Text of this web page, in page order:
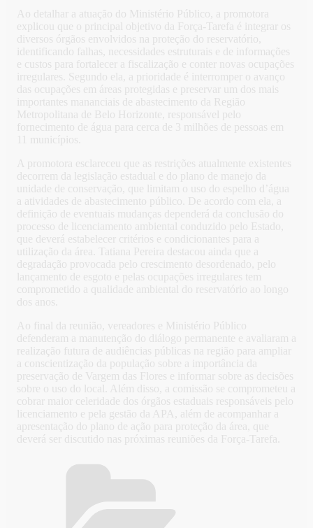
Ao detalhar a atuação do Ministério Público, a promotora
explicou que o principal objetivo da Força-Tarefa é integrar os
diversos órgãos envolvidos na proteção do reservatório,
identificando falhas, necessidades estruturais e de informações
e custos para fortalecer a fiscalização e conter novas ocupações
irregulares. Segundo ela, a prioridade é interromper o avanço
das ocupações em áreas protegidas e preservar um dos mais
importantes mananciais de abastecimento da Região
Metropolitana de Belo Horizonte, responsável pelo
fornecimento de água para cerca de 3 milhões de pessoas em
11 municípios.
A promotora esclareceu que as restrições atualmente existentes
decorrem da legislação estadual e do plano de manejo da
unidade de conservação, que limitam o uso do espelho d’água
a atividades de abastecimento público. De acordo com ela, a
definição de eventuais mudanças dependerá da conclusão do
processo de licenciamento ambiental conduzido pelo Estado,
que deverá estabelecer critérios e condicionantes para a
utilização da área. Tatiana Pereira destacou ainda que a
degradação provocada pelo crescimento desordenado, pelo
lançamento de esgoto e pelas ocupações irregulares tem
comprometido a qualidade ambiental do reservatório ao longo
dos anos.
Ao final da reunião, vereadores e Ministério Público
defenderam a manutenção do diálogo permanente e avaliaram a
realização futura de audiências públicas na região para ampliar
a conscientização da população sobre a importância da
preservação de Vargem das Flores e informar sobre as decisões
sobre o uso do local. Além disso, a comissão se comprometeu a
cobrar maior celeridade dos órgãos estaduais responsáveis pelo
licenciamento e pela gestão da APA, além de acompanhar a
apresentação do plano de ação para proteção da área, que
deverá ser discutido nas próximas reuniões da Força-Tarefa.